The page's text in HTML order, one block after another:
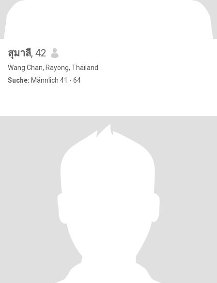
สุมาลี, 42
Wang Chan, Rayong, Thailand
Suche: Männlich 41 - 64